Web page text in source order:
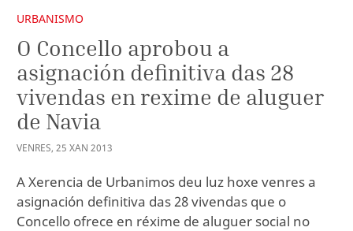
URBANISMO
O Concello aprobou a
asignación definitiva das 28
vivendas en rexime de aluguer
de Navia
VENRES, 25 XAN 2013
A Xerencia de Urbanimos deu luz hoxe venres a
asignación definitiva das 28 vivendas que o
Concello ofrece en réxime de aluguer social no